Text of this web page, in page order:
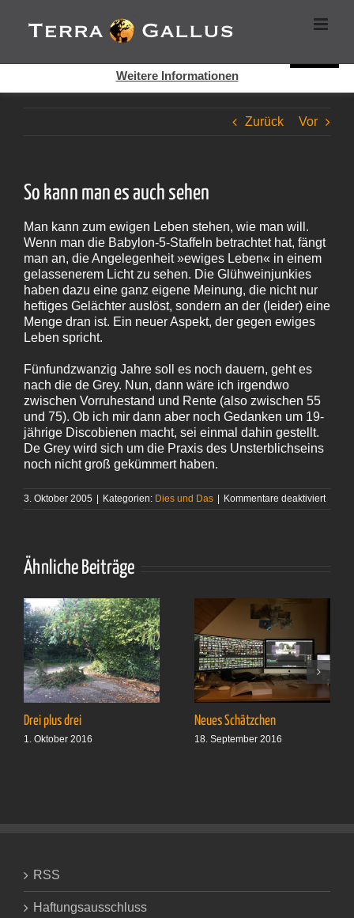
Inhalt
springen
Zurück Vor
So kann man es auch sehen
Man kann zum ewigen Leben stehen, wie man will.
Wenn man die Babylon-5-Staffeln betrachtet hat, fängt
man an, die Angelegenheit »ewiges Leben« in einem
gelassenerem Licht zu sehen. Die Glühweinjunkies
haben dazu eine ganz eigene Meinung, die nicht nur
heftiges Gelächter auslöst, sondern an der (leider) eine
Menge dran ist. Ein neuer Aspekt, der gegen ewiges
Leben spricht.
Fünfundzwanzig Jahre soll es noch dauern, geht es
nach die de Grey. Nun, dann wäre ich irgendwo
zwischen Vorruhestand und Rente (also zwischen 55
und 75). Ob ich mir dann aber noch Gedanken um 19-
jährige Discobienen macht, sei einmal dahin gestellt.
De Grey wird sich um die Praxis des Unsterblichseins
noch nicht groß gekümmert haben.
3. Oktober 2005 | Kategorien: Dies und Das | Kommentare deaktiviertfür
Ähnliche Beiträge
Drei plus drei
1. Oktober 2016
Neues Schätzchen
18. September 2016
RSS
Haftungsausschluss
Cookies helfen auf auf dieser Seite bei der Bereitstellung der
Dienste. Durch die Nutzung dieser Webseite erklären Sie sich
Weitere Informationen